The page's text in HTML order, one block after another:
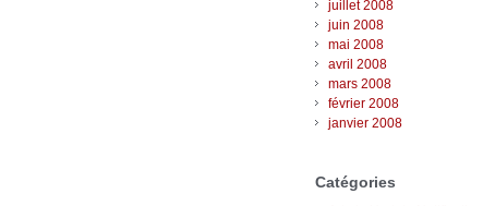
juillet 2008
juin 2008
mai 2008
avril 2008
mars 2008
février 2008
janvier 2008
Catégories